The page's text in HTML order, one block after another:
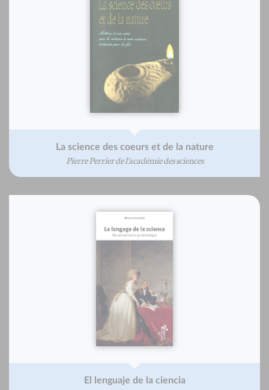
La science des coeurs et de la nature
Pierre Perrier de l'académie des sciences
El lenguaje de la ciencia